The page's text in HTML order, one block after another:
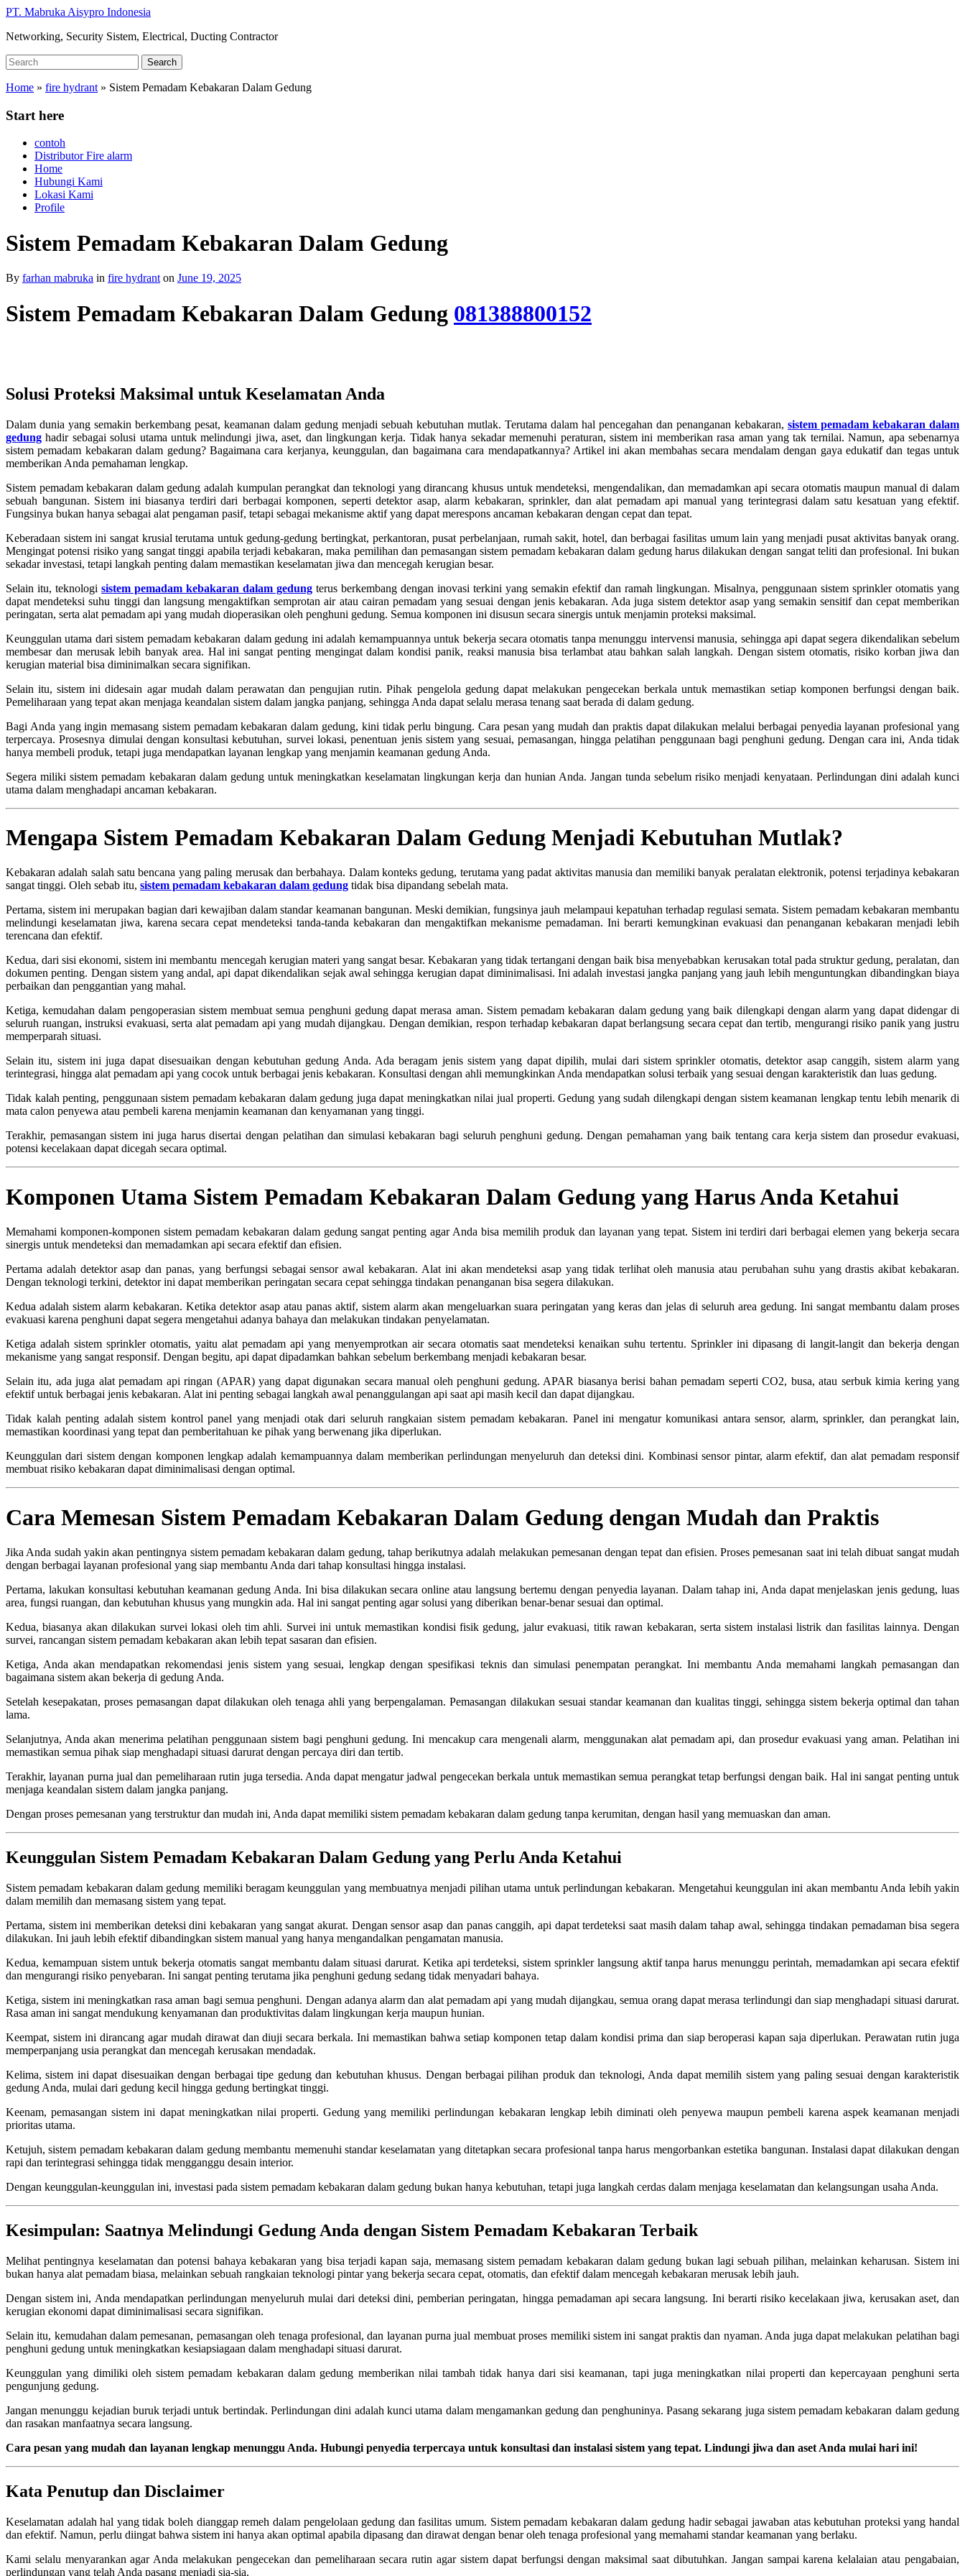
Skip
main
PT. Mabruka Aisypro Indonesia
Networking, Security Sistem, Electrical, Ducting Contractor
Search
for:
Search
Home » fire hydrant » Sistem Pemadam Kebakaran Dalam Gedung
Start here
contoh
Distributor Fire alarm
Home
Hubungi Kami
Lokasi Kami
Profile
Sistem Pemadam Kebakaran Dalam Gedung
By farhan mabruka in fire hydrant on June 19, 2025
Sistem Pemadam Kebakaran Dalam Gedung 081388800152
Solusi Proteksi Maksimal untuk Keselamatan Anda
Dalam dunia yang semakin berkembang pesat, keamanan dalam gedung menjadi sebuah kebutuhan mutlak. Terutama dalam hal pencegahan dan penanganan kebakaran, sistem pemadam kebakaran dalam
gedung hadir sebagai solusi utama untuk melindungi jiwa, aset, dan lingkungan kerja. Tidak hanya sekadar memenuhi peraturan, sistem ini memberikan rasa aman yang tak ternilai. Namun, apa sebenarnya
sistem pemadam kebakaran dalam gedung? Bagaimana cara kerjanya, keunggulan, dan bagaimana cara mendapatkannya? Artikel ini akan membahas secara mendalam dengan gaya edukatif dan tegas untuk
memberikan Anda pemahaman lengkap.
Sistem pemadam kebakaran dalam gedung adalah kumpulan perangkat dan teknologi yang dirancang khusus untuk mendeteksi, mengendalikan, dan memadamkan api secara otomatis maupun manual di dalam
sebuah bangunan. Sistem ini biasanya terdiri dari berbagai komponen, seperti detektor asap, alarm kebakaran, sprinkler, dan alat pemadam api manual yang terintegrasi dalam satu kesatuan yang efektif.
Fungsinya bukan hanya sebagai alat pengaman pasif, tetapi sebagai mekanisme aktif yang dapat merespons ancaman kebakaran dengan cepat dan tepat.
Keberadaan sistem ini sangat krusial terutama untuk gedung-gedung bertingkat, perkantoran, pusat perbelanjaan, rumah sakit, hotel, dan berbagai fasilitas umum lain yang menjadi pusat aktivitas banyak orang.
Mengingat potensi risiko yang sangat tinggi apabila terjadi kebakaran, maka pemilihan dan pemasangan sistem pemadam kebakaran dalam gedung harus dilakukan dengan sangat teliti dan profesional. Ini bukan
sekadar investasi, tetapi langkah penting dalam memastikan keselamatan jiwa dan mencegah kerugian besar.
Selain itu, teknologi sistem pemadam kebakaran dalam gedung terus berkembang dengan inovasi terkini yang semakin efektif dan ramah lingkungan. Misalnya, penggunaan sistem sprinkler otomatis yang
dapat mendeteksi suhu tinggi dan langsung mengaktifkan semprotan air atau cairan pemadam yang sesuai dengan jenis kebakaran. Ada juga sistem detektor asap yang semakin sensitif dan cepat memberikan
peringatan, serta alat pemadam api yang mudah dioperasikan oleh penghuni gedung. Semua komponen ini disusun secara sinergis untuk menjamin proteksi maksimal.
Keunggulan utama dari sistem pemadam kebakaran dalam gedung ini adalah kemampuannya untuk bekerja secara otomatis tanpa menunggu intervensi manusia, sehingga api dapat segera dikendalikan sebelum
membesar dan merusak lebih banyak area. Hal ini sangat penting mengingat dalam kondisi panik, reaksi manusia bisa terlambat atau bahkan salah langkah. Dengan sistem otomatis, risiko korban jiwa dan
kerugian material bisa diminimalkan secara signifikan.
Selain itu, sistem ini didesain agar mudah dalam perawatan dan pengujian rutin. Pihak pengelola gedung dapat melakukan pengecekan berkala untuk memastikan setiap komponen berfungsi dengan baik.
Pemeliharaan yang tepat akan menjaga keandalan sistem dalam jangka panjang, sehingga Anda dapat selalu merasa tenang saat berada di dalam gedung.
Bagi Anda yang ingin memasang sistem pemadam kebakaran dalam gedung, kini tidak perlu bingung. Cara pesan yang mudah dan praktis dapat dilakukan melalui berbagai penyedia layanan profesional yang
terpercaya. Prosesnya dimulai dengan konsultasi kebutuhan, survei lokasi, penentuan jenis sistem yang sesuai, pemasangan, hingga pelatihan penggunaan bagi penghuni gedung. Dengan cara ini, Anda tidak
hanya membeli produk, tetapi juga mendapatkan layanan lengkap yang menjamin keamanan gedung Anda.
Segera miliki sistem pemadam kebakaran dalam gedung untuk meningkatkan keselamatan lingkungan kerja dan hunian Anda. Jangan tunda sebelum risiko menjadi kenyataan. Perlindungan dini adalah kunci
utama dalam menghadapi ancaman kebakaran.
Mengapa Sistem Pemadam Kebakaran Dalam Gedung Menjadi Kebutuhan Mutlak?
Kebakaran adalah salah satu bencana yang paling merusak dan berbahaya. Dalam konteks gedung, terutama yang padat aktivitas manusia dan memiliki banyak peralatan elektronik, potensi terjadinya kebakaran
sangat tinggi. Oleh sebab itu, sistem pemadam kebakaran dalam gedung tidak bisa dipandang sebelah mata.
Pertama, sistem ini merupakan bagian dari kewajiban dalam standar keamanan bangunan. Meski demikian, fungsinya jauh melampaui kepatuhan terhadap regulasi semata. Sistem pemadam kebakaran membantu
melindungi keselamatan jiwa, karena secara cepat mendeteksi tanda-tanda kebakaran dan mengaktifkan mekanisme pemadaman. Ini berarti kemungkinan evakuasi dan penanganan kebakaran menjadi lebih
terencana dan efektif.
Kedua, dari sisi ekonomi, sistem ini membantu mencegah kerugian materi yang sangat besar. Kebakaran yang tidak tertangani dengan baik bisa menyebabkan kerusakan total pada struktur gedung, peralatan, dan
dokumen penting. Dengan sistem yang andal, api dapat dikendalikan sejak awal sehingga kerugian dapat diminimalisasi. Ini adalah investasi jangka panjang yang jauh lebih menguntungkan dibandingkan biaya
perbaikan dan penggantian yang mahal.
Ketiga, kemudahan dalam pengoperasian sistem membuat semua penghuni gedung dapat merasa aman. Sistem pemadam kebakaran dalam gedung yang baik dilengkapi dengan alarm yang dapat didengar di
seluruh ruangan, instruksi evakuasi, serta alat pemadam api yang mudah dijangkau. Dengan demikian, respon terhadap kebakaran dapat berlangsung secara cepat dan tertib, mengurangi risiko panik yang justru
memperparah situasi.
Selain itu, sistem ini juga dapat disesuaikan dengan kebutuhan gedung Anda. Ada beragam jenis sistem yang dapat dipilih, mulai dari sistem sprinkler otomatis, detektor asap canggih, sistem alarm yang
terintegrasi, hingga alat pemadam api yang cocok untuk berbagai jenis kebakaran. Konsultasi dengan ahli memungkinkan Anda mendapatkan solusi terbaik yang sesuai dengan karakteristik dan luas gedung.
Tidak kalah penting, penggunaan sistem pemadam kebakaran dalam gedung juga dapat meningkatkan nilai jual properti. Gedung yang sudah dilengkapi dengan sistem keamanan lengkap tentu lebih menarik di
mata calon penyewa atau pembeli karena menjamin keamanan dan kenyamanan yang tinggi.
Terakhir, pemasangan sistem ini juga harus disertai dengan pelatihan dan simulasi kebakaran bagi seluruh penghuni gedung. Dengan pemahaman yang baik tentang cara kerja sistem dan prosedur evakuasi,
potensi kecelakaan dapat dicegah secara optimal.
Komponen Utama Sistem Pemadam Kebakaran Dalam Gedung yang Harus Anda Ketahui
Memahami komponen-komponen sistem pemadam kebakaran dalam gedung sangat penting agar Anda bisa memilih produk dan layanan yang tepat. Sistem ini terdiri dari berbagai elemen yang bekerja secara
sinergis untuk mendeteksi dan memadamkan api secara efektif dan efisien.
Pertama adalah detektor asap dan panas, yang berfungsi sebagai sensor awal kebakaran. Alat ini akan mendeteksi asap yang tidak terlihat oleh manusia atau perubahan suhu yang drastis akibat kebakaran.
Dengan teknologi terkini, detektor ini dapat memberikan peringatan secara cepat sehingga tindakan penanganan bisa segera dilakukan.
Kedua adalah sistem alarm kebakaran. Ketika detektor asap atau panas aktif, sistem alarm akan mengeluarkan suara peringatan yang keras dan jelas di seluruh area gedung. Ini sangat membantu dalam proses
evakuasi karena penghuni dapat segera mengetahui adanya bahaya dan melakukan tindakan penyelamatan.
Ketiga adalah sistem sprinkler otomatis, yaitu alat pemadam api yang menyemprotkan air secara otomatis saat mendeteksi kenaikan suhu tertentu. Sprinkler ini dipasang di langit-langit dan bekerja dengan
mekanisme yang sangat responsif. Dengan begitu, api dapat dipadamkan bahkan sebelum berkembang menjadi kebakaran besar.
Selain itu, ada juga alat pemadam api ringan (APAR) yang dapat digunakan secara manual oleh penghuni gedung. APAR biasanya berisi bahan pemadam seperti CO2, busa, atau serbuk kimia kering yang
efektif untuk berbagai jenis kebakaran. Alat ini penting sebagai langkah awal penanggulangan api saat api masih kecil dan dapat dijangkau.
Tidak kalah penting adalah sistem kontrol panel yang menjadi otak dari seluruh rangkaian sistem pemadam kebakaran. Panel ini mengatur komunikasi antara sensor, alarm, sprinkler, dan perangkat lain,
memastikan koordinasi yang tepat dan pemberitahuan ke pihak yang berwenang jika diperlukan.
Keunggulan dari sistem dengan komponen lengkap adalah kemampuannya dalam memberikan perlindungan menyeluruh dan deteksi dini. Kombinasi sensor pintar, alarm efektif, dan alat pemadam responsif
membuat risiko kebakaran dapat diminimalisasi dengan optimal.
Cara Memesan Sistem Pemadam Kebakaran Dalam Gedung dengan Mudah dan Praktis
Jika Anda sudah yakin akan pentingnya sistem pemadam kebakaran dalam gedung, tahap berikutnya adalah melakukan pemesanan dengan tepat dan efisien. Proses pemesanan saat ini telah dibuat sangat mudah
dengan berbagai layanan profesional yang siap membantu Anda dari tahap konsultasi hingga instalasi.
Pertama, lakukan konsultasi kebutuhan keamanan gedung Anda. Ini bisa dilakukan secara online atau langsung bertemu dengan penyedia layanan. Dalam tahap ini, Anda dapat menjelaskan jenis gedung, luas
area, fungsi ruangan, dan kebutuhan khusus yang mungkin ada. Hal ini sangat penting agar solusi yang diberikan benar-benar sesuai dan optimal.
Kedua, biasanya akan dilakukan survei lokasi oleh tim ahli. Survei ini untuk memastikan kondisi fisik gedung, jalur evakuasi, titik rawan kebakaran, serta sistem instalasi listrik dan fasilitas lainnya. Dengan
survei, rancangan sistem pemadam kebakaran akan lebih tepat sasaran dan efisien.
Ketiga, Anda akan mendapatkan rekomendasi jenis sistem yang sesuai, lengkap dengan spesifikasi teknis dan simulasi penempatan perangkat. Ini membantu Anda memahami langkah pemasangan dan
bagaimana sistem akan bekerja di gedung Anda.
Setelah kesepakatan, proses pemasangan dapat dilakukan oleh tenaga ahli yang berpengalaman. Pemasangan dilakukan sesuai standar keamanan dan kualitas tinggi, sehingga sistem bekerja optimal dan tahan
lama.
Selanjutnya, Anda akan menerima pelatihan penggunaan sistem bagi penghuni gedung. Ini mencakup cara mengenali alarm, menggunakan alat pemadam api, dan prosedur evakuasi yang aman. Pelatihan ini
memastikan semua pihak siap menghadapi situasi darurat dengan percaya diri dan tertib.
Terakhir, layanan purna jual dan pemeliharaan rutin juga tersedia. Anda dapat mengatur jadwal pengecekan berkala untuk memastikan semua perangkat tetap berfungsi dengan baik. Hal ini sangat penting untuk
menjaga keandalan sistem dalam jangka panjang.
Dengan proses pemesanan yang terstruktur dan mudah ini, Anda dapat memiliki sistem pemadam kebakaran dalam gedung tanpa kerumitan, dengan hasil yang memuaskan dan aman.
Keunggulan Sistem Pemadam Kebakaran Dalam Gedung yang Perlu Anda Ketahui
Sistem pemadam kebakaran dalam gedung memiliki beragam keunggulan yang membuatnya menjadi pilihan utama untuk perlindungan kebakaran. Mengetahui keunggulan ini akan membantu Anda lebih yakin
dalam memilih dan memasang sistem yang tepat.
Pertama, sistem ini memberikan deteksi dini kebakaran yang sangat akurat. Dengan sensor asap dan panas canggih, api dapat terdeteksi saat masih dalam tahap awal, sehingga tindakan pemadaman bisa segera
dilakukan. Ini jauh lebih efektif dibandingkan sistem manual yang hanya mengandalkan pengamatan manusia.
Kedua, kemampuan sistem untuk bekerja otomatis sangat membantu dalam situasi darurat. Ketika api terdeteksi, sistem sprinkler langsung aktif tanpa harus menunggu perintah, memadamkan api secara efektif
dan mengurangi risiko penyebaran. Ini sangat penting terutama jika penghuni gedung sedang tidak menyadari bahaya.
Ketiga, sistem ini meningkatkan rasa aman bagi semua penghuni. Dengan adanya alarm dan alat pemadam api yang mudah dijangkau, semua orang dapat merasa terlindungi dan siap menghadapi situasi darurat.
Rasa aman ini sangat mendukung kenyamanan dan produktivitas dalam lingkungan kerja maupun hunian.
Keempat, sistem ini dirancang agar mudah dirawat dan diuji secara berkala. Ini memastikan bahwa setiap komponen tetap dalam kondisi prima dan siap beroperasi kapan saja diperlukan. Perawatan rutin juga
memperpanjang usia perangkat dan mencegah kerusakan mendadak.
Kelima, sistem ini dapat disesuaikan dengan berbagai tipe gedung dan kebutuhan khusus. Dengan berbagai pilihan produk dan teknologi, Anda dapat memilih sistem yang paling sesuai dengan karakteristik
gedung Anda, mulai dari gedung kecil hingga gedung bertingkat tinggi.
Keenam, pemasangan sistem ini dapat meningkatkan nilai properti. Gedung yang memiliki perlindungan kebakaran lengkap lebih diminati oleh penyewa maupun pembeli karena aspek keamanan menjadi
prioritas utama.
Ketujuh, sistem pemadam kebakaran dalam gedung membantu memenuhi standar keselamatan yang ditetapkan secara profesional tanpa harus mengorbankan estetika bangunan. Instalasi dapat dilakukan dengan
rapi dan terintegrasi sehingga tidak mengganggu desain interior.
Dengan keunggulan-keunggulan ini, investasi pada sistem pemadam kebakaran dalam gedung bukan hanya kebutuhan, tetapi juga langkah cerdas dalam menjaga keselamatan dan kelangsungan usaha Anda.
Kesimpulan: Saatnya Melindungi Gedung Anda dengan Sistem Pemadam Kebakaran Terbaik
Melihat pentingnya keselamatan dan potensi bahaya kebakaran yang bisa terjadi kapan saja, memasang sistem pemadam kebakaran dalam gedung bukan lagi sebuah pilihan, melainkan keharusan. Sistem ini
bukan hanya alat pemadam biasa, melainkan sebuah rangkaian teknologi pintar yang bekerja secara cepat, otomatis, dan efektif dalam mencegah kebakaran merusak lebih jauh.
Dengan sistem ini, Anda mendapatkan perlindungan menyeluruh mulai dari deteksi dini, pemberian peringatan, hingga pemadaman api secara langsung. Ini berarti risiko kecelakaan jiwa, kerusakan aset, dan
kerugian ekonomi dapat diminimalisasi secara signifikan.
Selain itu, kemudahan dalam pemesanan, pemasangan oleh tenaga profesional, dan layanan purna jual membuat proses memiliki sistem ini sangat praktis dan nyaman. Anda juga dapat melakukan pelatihan bagi
penghuni gedung untuk meningkatkan kesiapsiagaan dalam menghadapi situasi darurat.
Keunggulan yang dimiliki oleh sistem pemadam kebakaran dalam gedung memberikan nilai tambah tidak hanya dari sisi keamanan, tapi juga meningkatkan nilai properti dan kepercayaan penghuni serta
pengunjung gedung.
Jangan menunggu kejadian buruk terjadi untuk bertindak. Perlindungan dini adalah kunci utama dalam mengamankan gedung dan penghuninya. Pasang sekarang juga sistem pemadam kebakaran dalam gedung
dan rasakan manfaatnya secara langsung.
Cara pesan yang mudah dan layanan lengkap menunggu Anda. Hubungi penyedia terpercaya untuk konsultasi dan instalasi sistem yang tepat. Lindungi jiwa dan aset Anda mulai hari ini!
Kata Penutup dan Disclaimer
Keselamatan adalah hal yang tidak boleh dianggap remeh dalam pengelolaan gedung dan fasilitas umum. Sistem pemadam kebakaran dalam gedung hadir sebagai jawaban atas kebutuhan proteksi yang handal
dan efektif. Namun, perlu diingat bahwa sistem ini hanya akan optimal apabila dipasang dan dirawat dengan benar oleh tenaga profesional yang memahami standar keamanan yang berlaku.
Kami selalu menyarankan agar Anda melakukan pengecekan dan pemeliharaan secara rutin agar sistem dapat berfungsi dengan maksimal saat dibutuhkan. Jangan sampai karena kelalaian atau pengabaian,
perlindungan yang telah Anda pasang menjadi sia-sia.